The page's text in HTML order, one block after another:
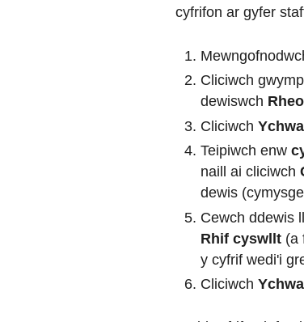
cyfrifon ar gyfer
Cliciwch
dewiswch
Cliciwch
Teipiwch enw
naill ai cliciwch
dewis
Cewch ddewis
Rhif cyswllt (a
y cyfrif wedi'i
Cliciwch